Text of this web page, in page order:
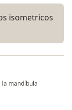
isometricos
la mandíbula